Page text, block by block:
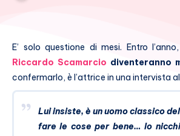
E’ solo questione di mesi. Entro l’anno,
Riccardo Scamarcio diventeranno
confermarlo, è l’attrice in una intervista
Lui insiste, è un uomo classico
fare le cose per bene… Io